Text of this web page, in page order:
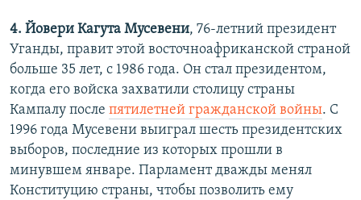
4. Йовери Кагута Мусевени, 76-летний президент
Уганды, правит этой восточноафриканской страной
больше 35 лет, с 1986 года. Он стал президентом,
когда его войска захватили столицу страны
Кампалу после пятилетней гражданской войны. С
1996 года Мусевени выиграл шесть президентских
выборов, последние из которых прошли в
минувшем январе. Парламент дважды менял
Конституцию страны, чтобы позволить ему